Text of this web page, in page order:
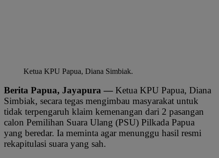
Ketua KPU Papua, Diana Simbiak.
Berita Papua, Jayapura — Ketua KPU Papua, Diana
Simbiak, secara tegas mengimbau masyarakat untuk
tidak terpengaruh klaim kemenangan dari 2 pasangan
calon Pemilihan Suara Ulang (PSU) Pilkada Papua
yang beredar. Ia meminta agar menunggu hasil resmi
rekapitulasi suara yang sah.